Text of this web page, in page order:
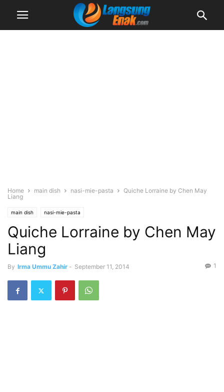
Home main dish nasi-mie-pasta
Quiche Lorraine by Chen May
Liang
main dish nasi-mie-pasta
Quiche Lorraine by Chen May
Liang
By Irma Ummu Zahir - September 11, 2014 1